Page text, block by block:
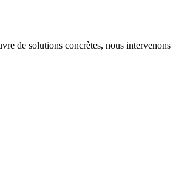
de solutions concrètes, nous intervenons